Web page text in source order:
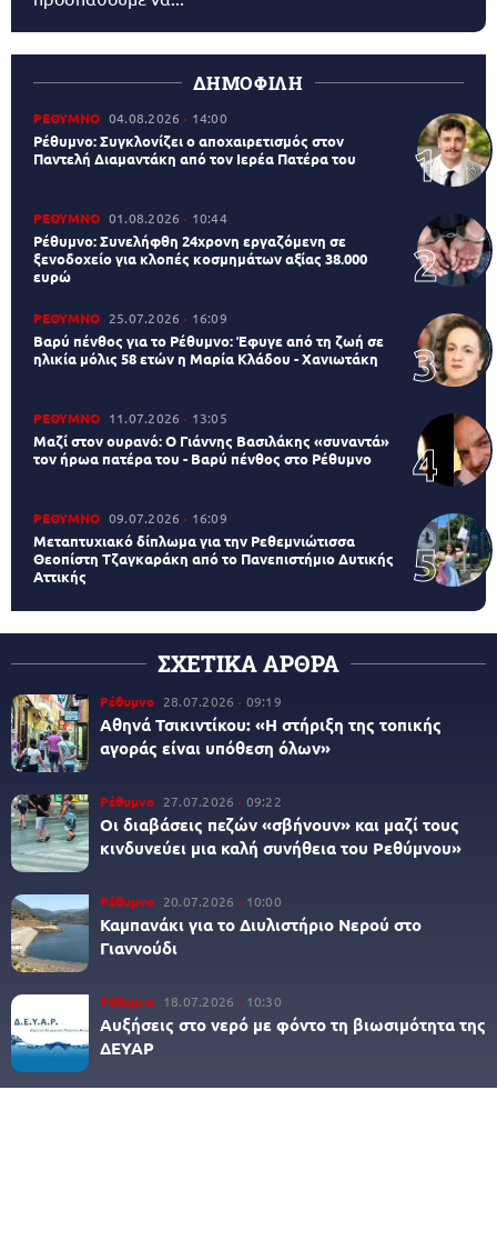
ΔΗΜΟΦΙΛΗ
ΡΕΘΥΜΝΟ 04.08.2026 14:00
Ρέθυμνο: Συγκλονίζει ο αποχαιρετισμός στον
Παντελή Διαμαντάκη από τον Ιερέα Πατέρα του
ΡΕΘΥΜΝΟ 01.08.2026 10:44
Ρέθυμνο: Συνελήφθη 24χρονη εργαζόμενη σε
ξενοδοχείο για κλοπές κοσμημάτων αξίας 38.000
ευρώ
ΡΕΘΥΜΝΟ 25.07.2026 16:09
Βαρύ πένθος για το Ρέθυμνο: Έφυγε από τη ζωή σε
ηλικία μόλις 58 ετών η Μαρία Κλάδου - Χανιωτάκη
ΡΕΘΥΜΝΟ 11.07.2026 13:05
Μαζί στον ουρανό: Ο Γιάννης Βασιλάκης «συναντά»
τον ήρωα πατέρα του - Βαρύ πένθος στο Ρέθυμνο
ΡΕΘΥΜΝΟ 09.07.2026 16:09
Μεταπτυχιακό δίπλωμα για την Ρεθεμνιώτισσα
Θεοπίστη Τζαγκαράκη από το Πανεπιστήμιο Δυτικής
Αττικής
ΣΧΕΤΙΚΑ ΑΡΘΡΑ
Ρέθυμνο 28.07.2026 09:19
Αθηνά Τσικιντίκου: «Η στήριξη της τοπικής
αγοράς είναι υπόθεση όλων»
Ρέθυμνο 27.07.2026 09:22
Οι διαβάσεις πεζών «σβήνουν» και μαζί τους
κινδυνεύει μια καλή συνήθεια του Ρεθύμνου»
Ρέθυμνο 20.07.2026 10:00
Καμπανάκι για το Διυλιστήριο Νερού στο
Γιαννούδι
Ρέθυμνο 18.07.2026 10:30
Αυξήσεις στο νερό με φόντο τη βιωσιμότητα της
ΔΕΥΑΡ